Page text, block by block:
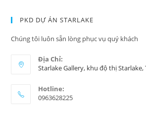
PKD DỰ ÁN STARLAKE
Chúng tôi luôn sẵn lòng phục vụ quý khách
Địa Chỉ:
Starlake Gallery, khu độ thị Starlake,
Hotline:
0963628225